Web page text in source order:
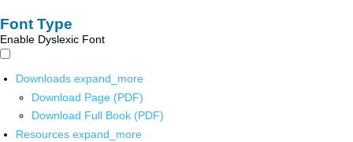
Font Type
Enable Dyslexic Font
Downloads expand_more
Download Page (PDF)
Download Full Book (PDF)
Resources expand_more